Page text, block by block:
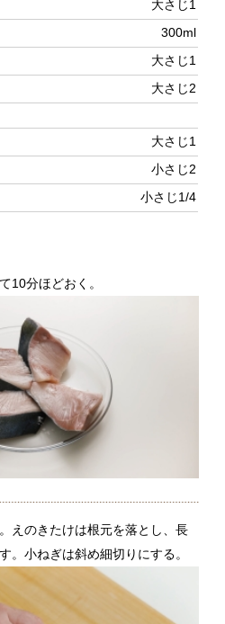
大さじ2
小さじ2
小さじ1/4
分ほどおく。
きたけは根元を落とし、長
ねぎは斜め細切りにする。